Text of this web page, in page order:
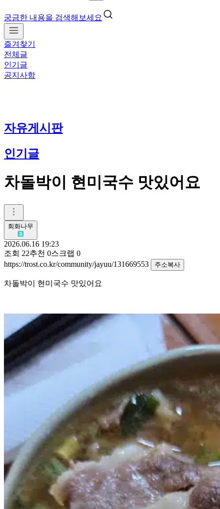
궁금한 내용을 검색해보세요
즐겨찾기
전체글
인기글
공지사항
자유게시판
인기글
차돌박이 현미국수 맛있어요
회화나무
2026.06.16 19:23
조회 22추천 0스크랩 0
https://trost.co.kr/community/jayuu/131669553
주소복사
차돌박이 현미국수 맛있어요